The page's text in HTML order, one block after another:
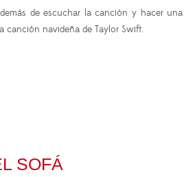
de escuchar la canción y hacer
canción navideña de Taylor Swift.
SOFÁ